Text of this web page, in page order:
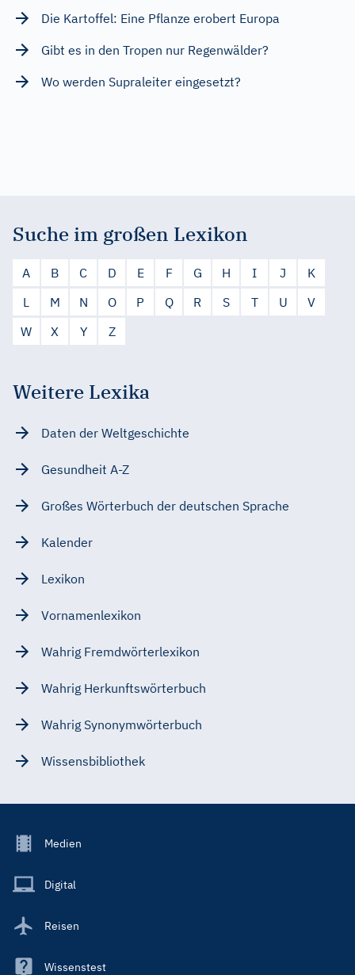
Die Kartoffel: Eine Pflanze erobert Europa
Gibt es in den Tropen nur Regenwälder?
Wo werden Supraleiter eingesetzt?
Suche im großen Lexikon
A B C D E F G H I J
K
L
M N O P Q R S T U
V
W
X Y Z
Weitere Lexika
Daten der Weltgeschichte
Gesundheit A-Z
Großes Wörterbuch der deutschen Sprache
Kalender
Lexikon
Vornamenlexikon
Wahrig Fremdwörterlexikon
Wahrig Herkunftswörterbuch
Wahrig Synonymwörterbuch
Wissensbibliothek
Footer
Main
Medien
Digital
Reisen
Wissenstest